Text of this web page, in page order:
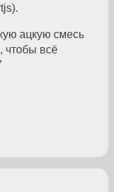
ацкую смесь
чтобы всё